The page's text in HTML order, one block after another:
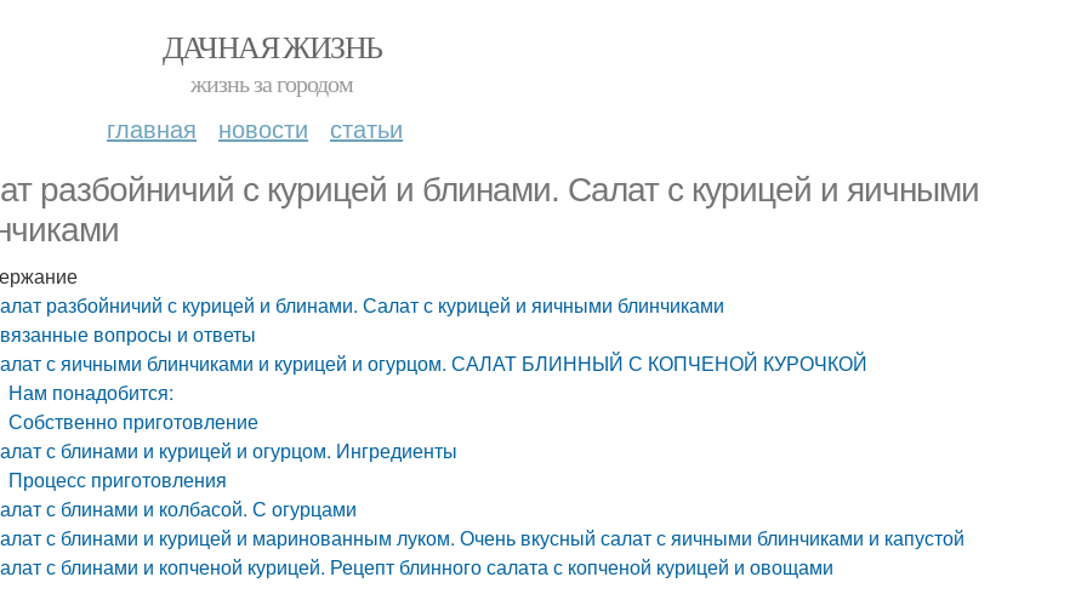
ДАЧНАЯ ЖИЗНЬ
жизнь за городом
главная новости статьи
разбойничий с курицей и блинами. Салат с курицей и яичными
разбойничий с курицей и блинами. Салат с курицей и яичными блинчиками
вопросы и ответы
с яичными блинчиками и курицей и огурцом. САЛАТ БЛИННЫЙ С КОПЧЕНОЙ КУРОЧКОЙ
Нам понадобится:
Собственно приготовление
с блинами и курицей и огурцом. Ингредиенты
Процесс приготовления
с блинами и колбасой. С огурцами
с блинами и курицей и маринованным луком. Очень вкусный салат с яичными блинчиками и капустой
с блинами и копченой курицей. Рецепт блинного салата с копченой курицей и овощами